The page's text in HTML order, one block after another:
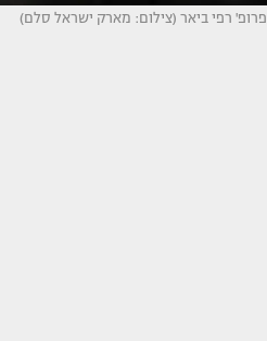
פרופ' רפי ביאר (צילום: מארק ישראל סלם)